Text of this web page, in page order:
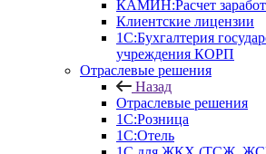
КАМИН:Расчет
Клиентские лицензии
1С:Бухгалтерия
учреждения КОРП
Отраслевые решения
Назад
Отраслевые решения
1С:Розница
1С:Отель